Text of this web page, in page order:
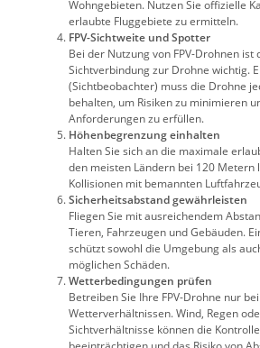
Wohngebieten. Nutzen Sie offizielle
erlaubte Fluggebiete zu ermitteln.
FPV-Sichtweite und Spotter
Bei der Nutzung von FPV-Drohnen ist
Sichtverbindung zur Drohne wichtig.
(Sichtbeobachter) muss die Drohne
behalten, um Risiken zu minimieren
Anforderungen zu erfüllen.
Höhenbegrenzung einhalten
Halten Sie sich an die maximale
den meisten Ländern bei 120 Metern
Kollisionen mit bemannten
Sicherheitsabstand gewährleisten
Fliegen Sie mit ausreichendem
Tieren, Fahrzeugen und Gebäuden.
schützt sowohl die Umgebung als
möglichen Schäden.
Wetterbedingungen prüfen
Betreiben Sie Ihre FPV-Drohne nur
Wetterverhältnissen. Wind, Regen
Sichtverhältnisse können die